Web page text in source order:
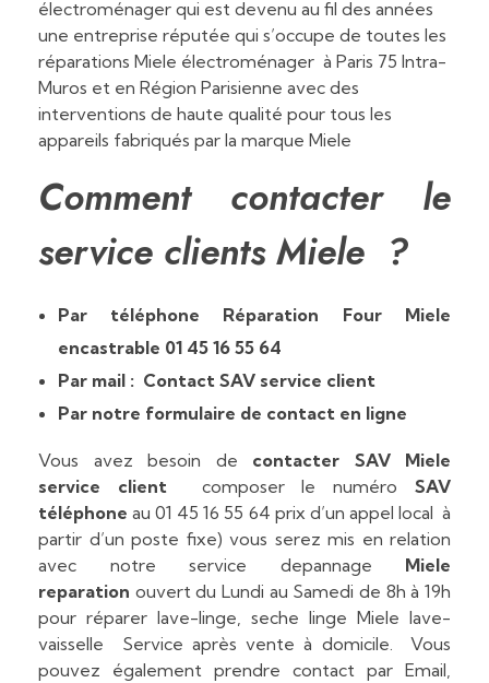
électroménager qui est devenu au fil des années
une entreprise réputée qui s’occupe de toutes les
réparations Miele électroménager à Paris 75 Intra-
Muros et en Région Parisienne avec des
interventions de haute qualité pour tous les
appareils fabriqués par la marque Miele
Comment contacter le
service clients Miele ?
Par téléphone Réparation Four Miele
encastrable 01 45 16 55 64
Par mail : Contact SAV service client
Par notre formulaire de contact en ligne
Vous avez besoin de contacter SAV Miele
service client composer le numéro SAV
téléphone au 01 45 16 55 64 prix d’un appel local à
partir d’un poste fixe) vous serez mis en relation
avec notre service depannage Miele
reparation ouvert du Lundi au Samedi de 8h à 19h
pour réparer lave-linge, seche linge Miele lave-
vaisselle Service après vente à domicile. Vous
pouvez également prendre contact par Email,